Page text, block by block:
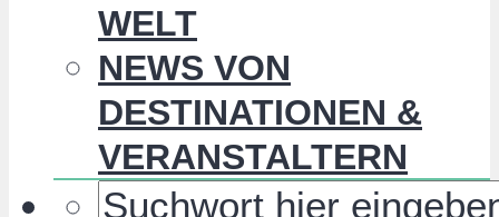
WELT
NEWS VON
DESTINATIONEN &
VERANSTALTERN